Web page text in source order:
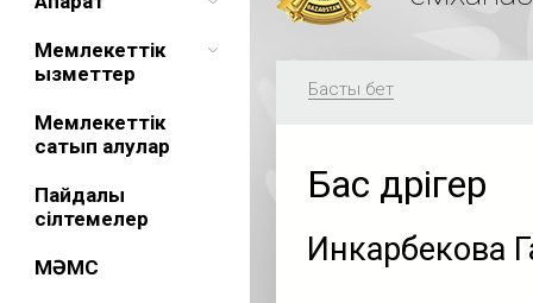
Мемлекеттік
қызметтер
Мемлекеттік
сатып алулар
Пайдалы
сілтемелер
МӘМС
Басты бет
Бас дәрігер
Инкарбекова